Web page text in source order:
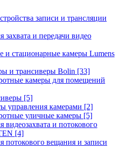
записи и трансляции
захвата и передачи видео
и стационарные камеры Lumens
и трансиверы Bolin [33]
камеры для помещений
[5]
управления камерами [2]
уличные камеры [5]
видеозахвата и потокового
[4]
потокового вещания и записи